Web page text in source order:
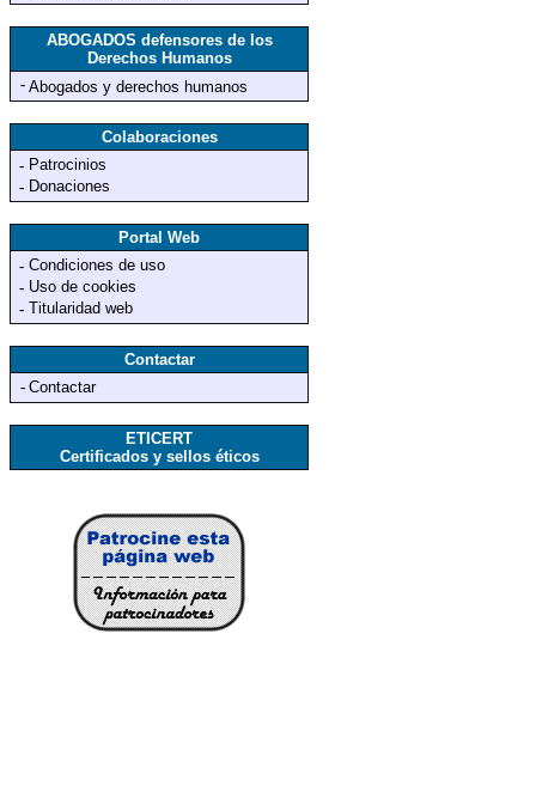
ABOGADOS defensores de los
Derechos Humanos
- Abogados y derechos humanos
Colaboraciones
- Patrocinios
- Donaciones
Portal Web
- Condiciones de uso
- Uso de cookies
- Titularidad web
Contactar
- Contactar
ETICERT
Certificados y sellos éticos